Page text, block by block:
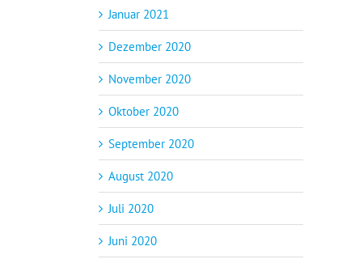
Januar 2021
Dezember 2020
November 2020
Oktober 2020
September 2020
August 2020
Juli 2020
Juni 2020